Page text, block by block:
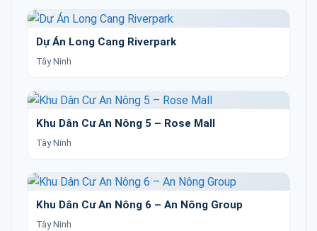
Dự Án Long Cang Riverpark
Tây Ninh
Khu Dân Cư An Nông 5 – Rose Mall
Tây Ninh
Khu Dân Cư An Nông 6 – An Nông Group
Tây Ninh